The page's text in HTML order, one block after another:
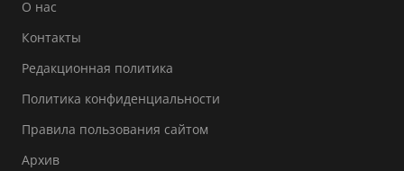
О нас
Контакты
Редакционная политика
Политика конфиденциальности
Правила пользования сайтом
Архив